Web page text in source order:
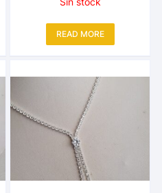
READ MORE